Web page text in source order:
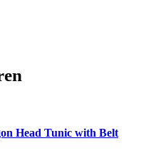
Head Tunic with Belt